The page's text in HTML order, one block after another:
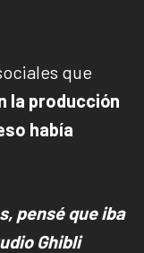
que
la producción
había
pensé que iba
Ghibli